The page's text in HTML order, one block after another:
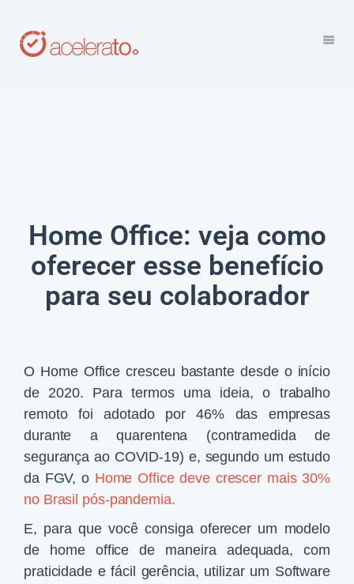
Home Office: veja como
oferecer esse benefício
para seu colaborador
O Home Office cresceu bastante desde o início
de 2020. Para termos uma ideia, o trabalho
remoto foi adotado por 46% das empresas
durante a quarentena (contramedida de
segurança ao COVID-19) e, segundo um estudo
da FGV, o Home Office deve crescer mais 30%
no Brasil pós-pandemia.
E, para que você consiga oferecer um modelo
de home office de maneira adequada, com
praticidade e fácil gerência, utilizar um Software